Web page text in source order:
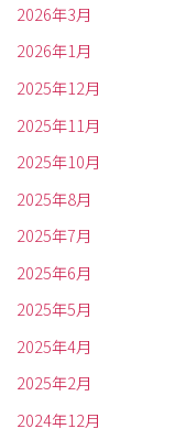
2026年3月
2026年1月
2025年12月
2025年11月
2025年10月
2025年8月
2025年7月
2025年6月
2025年5月
2025年4月
2025年2月
2024年12月